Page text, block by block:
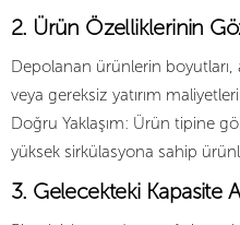
2. Ürün Özelliklerinin
Depolanan ürünlerin boyutları,
veya gereksiz yatırım
Doğru Yaklaşım: Ürün tipine
yüksek sirkülasyona sahip
3. Gelecekteki Kapasite